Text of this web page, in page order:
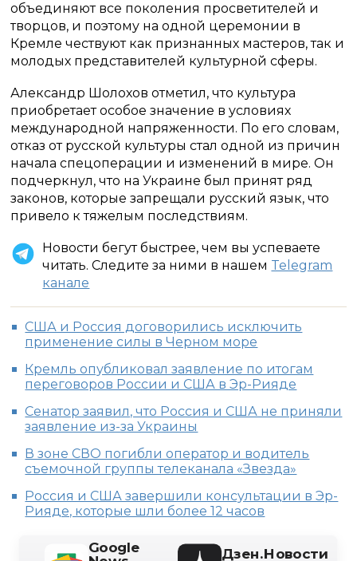
объединяют все поколения просветителей и
творцов, и поэтому на одной церемонии в
Кремле чествуют как признанных мастеров, так и
молодых представителей культурной сферы.
Александр Шолохов отметил, что культура
приобретает особое значение в условиях
международной напряженности. По его словам,
отказ от русской культуры стал одной из причин
начала спецоперации и изменений в мире. Он
подчеркнул, что на Украине был принят ряд
законов, которые запрещали русский язык, что
привело к тяжелым последствиям.
Новости бегут быстрее, чем вы успеваете
читать. Следите за ними в нашем Telegram
канале
США и Россия договорились исключить
применение силы в Черном море
Кремль опубликовал заявление по итогам
переговоров России и США в Эр-Рияде
Сенатор заявил, что Россия и США не приняли
заявление из-за Украины
В зоне СВО погибли оператор и водитель
съемочной группы телеканала «Звезда»
Россия и США завершили консультации в Эр-
Рияде, которые шли более 12 часов
Google
Дзен.Новости